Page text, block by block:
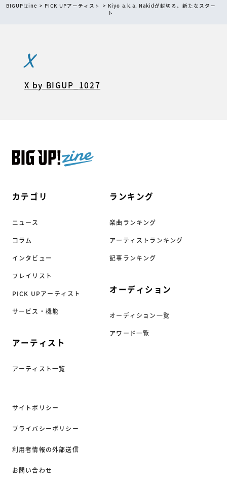
BIGUP!zine PICK UPアーティスト
Kiyo a.k.a. Nakidが封切る、新たなスター
ト
カテゴリ
ニュース
コラム
インタビュー
プレイリスト
PICK UPアーティスト
サービス・機能
アーティスト
アーティスト一覧
ランキング
楽曲ランキング
アーティストランキング
記事ランキング
オーディション
オーディション一覧
アワード一覧
サイトポリシー
プライバシーポリシー
利用者情報の外部送信
お問い合わせ
X
X by BIGUP_1027